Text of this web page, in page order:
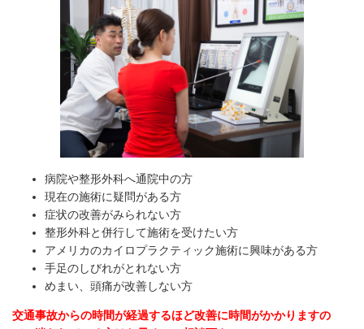
病院や整形外科へ通院中の方
現在の施術に疑問がある方
症状の改善がみられない方
整形外科と併行して施術を受けたい方
アメリカのカイロプラクティック施術に興味がある方
手足のしびれがとれない方
めまい、頭痛が改善しない方
交通事故からの時間が経過するほど改善に時間がかかりますの